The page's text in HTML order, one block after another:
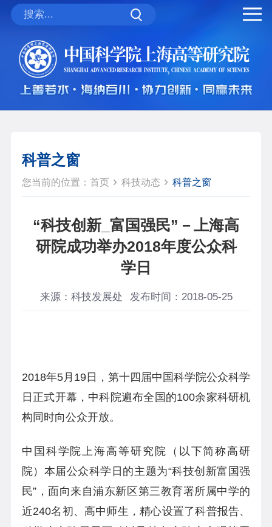
科普之窗
您当前的位置： 首页 科技动态 科普之窗
“科技创新_富国强民”－上海高
研院成功举办2018年度公众科
学日
来源：科技发展处 发布时间：2018-05-25
2018年5月 19日，第十四届中国科学院公众科学
日正式开幕，中科院遍布全国的100余家科研机
构同时向公众开放。
中国科学院上海高等研究院（以下简称高研
院）本届公众科学日的主题为“科技创新富国强
民”，面向来自浦东新区第三教育署所属中学的
近240名初、高中师生，精心设置了科普报告、